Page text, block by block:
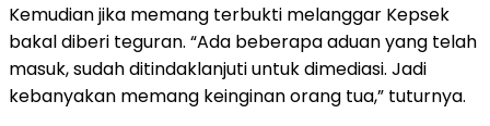
Kemudian jika memang terbukti melanggar Kepsek
bakal diberi teguran. “Ada beberapa aduan yang telah
masuk, sudah ditindaklanjuti untuk dimediasi. Jadi
kebanyakan memang keinginan orang tua,” tuturnya.